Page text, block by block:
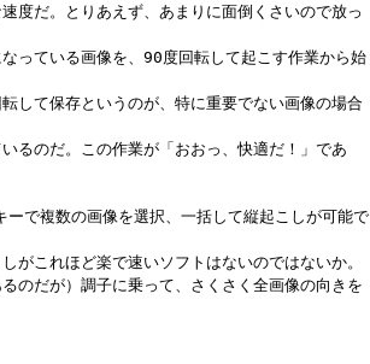
度だ。とりあえず、あまりに面倒くさいので放っ
っている画像を、90度回転して起こす作業から始
して保存というのが、特に重要でない画像の場合
るのだ。この作業が「おおっ、快適だ！」であ
ーで複数の画像を選択、一括して縦起こしが可能で
がこれほど楽で速いソフトはないのではないか。
るのだが）調子に乗って、さくさく全画像の向きを